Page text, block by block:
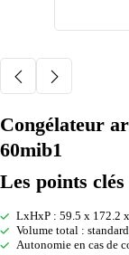
Congélateur
60mib1
Les points clés
LxHxP : 59.5 x 172.2
Volume total :
Autonomie en cas de